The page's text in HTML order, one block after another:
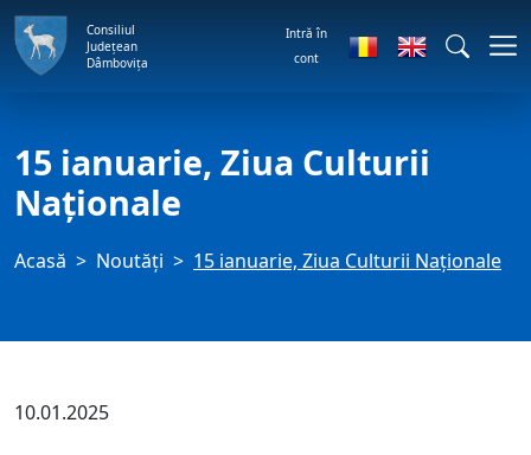
Consiliul
Județean
Dâmbovița
Intră în
cont
15 ianuarie, Ziua Culturii
Naţionale
Acasă Noutăți 15 ianuarie, Ziua Culturii Naţionale
10.01.2025